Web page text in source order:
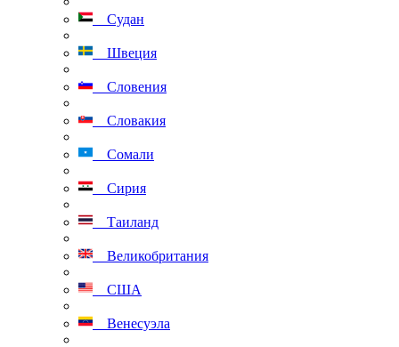
Судан
Швеция
Словения
Словакия
Сомали
Сирия
Таиланд
Великобритания
США
Венесуэла